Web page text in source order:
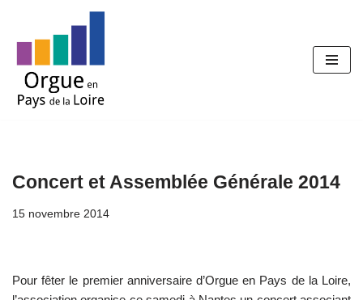
Aller
au
contenu
Concert et Assemblée Générale 2014
15 novembre 2014
Pour fêter le premier anniversaire d’Orgue en Pays de la Loire,